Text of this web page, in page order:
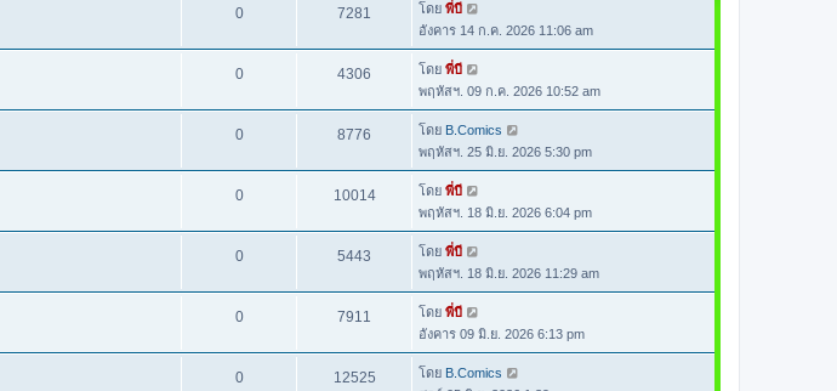
0 7281 โดย พี่บี
อังคาร 14 ก.ค. 2026 11:06 am
0 4306 โดย พี่บี
พฤหัสฯ. 09 ก.ค. 2026 10:52 am
0 8776 โดย B.Comics
พฤหัสฯ. 25 มิ.ย. 2026 5:30 pm
0 10014 โดย พี่บี
พฤหัสฯ. 18 มิ.ย. 2026 6:04 pm
0 5443 โดย พี่บี
พฤหัสฯ. 18 มิ.ย. 2026 11:29 am
0 7911 โดย พี่บี
อังคาร 09 มิ.ย. 2026 6:13 pm
0 12525 โดย B.Comics